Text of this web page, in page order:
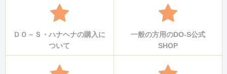
ＤＯ－Ｓ・ハナヘナの購入に
ついて
一般の方用のDO-S公式
SHOP